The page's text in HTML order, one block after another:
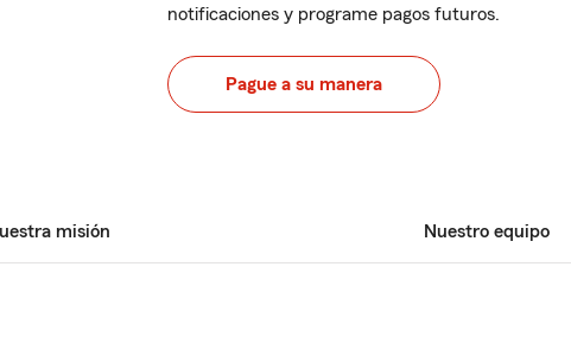
notificaciones y programe pagos futuros.
Pague a su manera
misión Nuestro equipo